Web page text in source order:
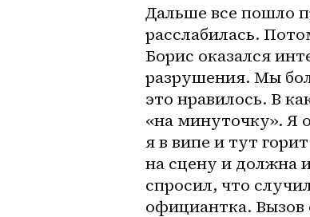
Дальше все пошло
расслабилась.
Борис оказался
разрушения. Мы
это нравилось. В
«на минуточку». Я
я в випе и тут
на сцену и должна
спросил, что
официантка.